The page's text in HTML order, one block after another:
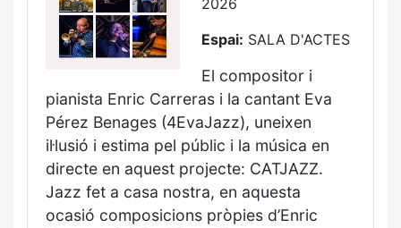
2026
Espai: SALA D'ACTES
El compositor i
pianista Enric Carreras i la cantant Eva
Pérez Benages (4EvaJazz), uneixen
il·lusió i estima pel públic i la música en
directe en aquest projecte: CATJAZZ.
Jazz fet a casa nostra, en aquesta
ocasió composicions pròpies d’Enric